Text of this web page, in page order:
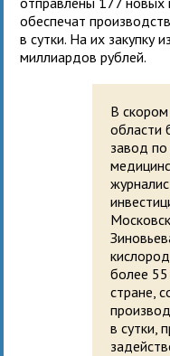
обеспечат
в сутки. На их
миллиардов рублей.
В
области
завод
более 55
стране,
в сутки,